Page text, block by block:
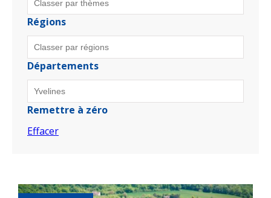
Régions
Départements
Remettre à zéro
Effacer